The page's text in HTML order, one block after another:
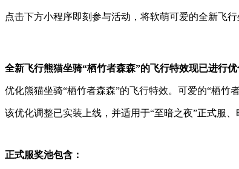
点击下方小程序即刻参与活动，将软萌可爱的全新飞
全新飞行熊猫坐骑“栖竹者森森”的飞行特效现已进行优
优化熊猫坐骑“栖竹者森森”的飞行特效。可爱的“栖竹
该优化调整已实装上线，并适用于“至暗之夜”正式服
正式服奖池包含：